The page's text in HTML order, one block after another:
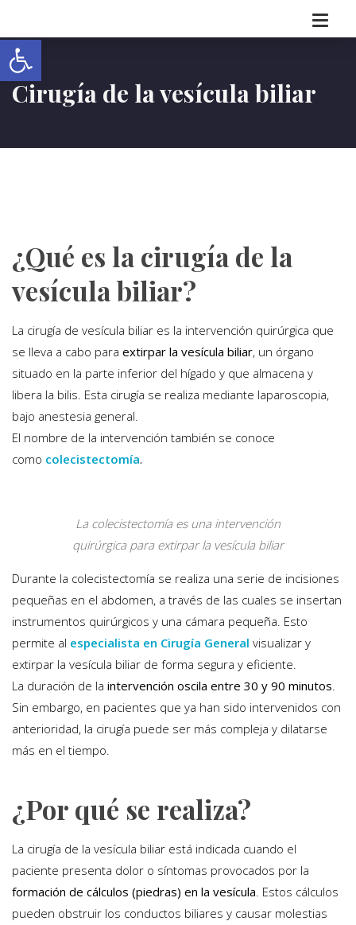
Abrir barra de herramientas
Cirugía de la vesícula biliar
¿Qué es la cirugía de la
vesícula biliar?
La cirugía de vesícula biliar es la intervención quirúrgica que
se lleva a cabo para extirpar la vesícula biliar, un órgano
situado en la parte inferior del hígado y que almacena y
libera la bilis. Esta cirugía se realiza mediante laparoscopia,
bajo anestesia general.
El nombre de la intervención también se conoce
como colecistectomía.
La colecistectomía es una intervención
quirúrgica para extirpar la vesícula biliar
Durante la colecistectomía se realiza una serie de incisiones
pequeñas en el abdomen, a través de las cuales se insertan
instrumentos quirúrgicos y una cámara pequeña. Esto
permite al especialista en Cirugía General visualizar y
extirpar la vesícula biliar de forma segura y eficiente.
La duración de la intervención oscila entre 30 y 90 minutos.
Sin embargo, en pacientes que ya han sido intervenidos con
anterioridad, la cirugía puede ser más compleja y dilatarse
más en el tiempo.
¿Por qué se realiza?
La cirugía de la vesícula biliar está indicada cuando el
paciente presenta dolor o síntomas provocados por la
formación de cálculos (piedras) en la vesícula . Estos cálculos
pueden obstruir los conductos biliares y causar molestias